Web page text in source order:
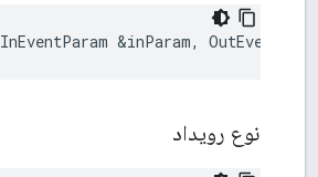
InEventParam &inParam, OutEventParam
نوع رویداد